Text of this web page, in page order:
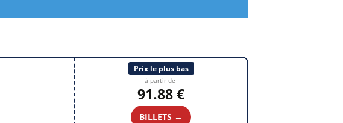
Prix le plus bas
à partir de
91.88 €
BILLETS →